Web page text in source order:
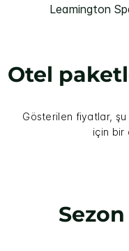
Leamington
Otel
Gösterilen fiyatlar,
için bir
Sezon